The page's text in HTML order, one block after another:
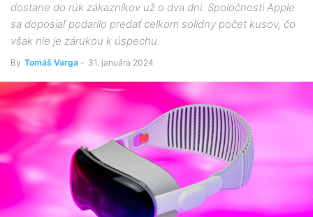
dostane do rúk zákazníkov už o dva dni. Spoločnosti Apple
sa doposiaľ podarilo predať celkom solídny počet kusov, čo
však nie je zárukou k úspechu.
By Tomáš Varga - 31. januára 2024